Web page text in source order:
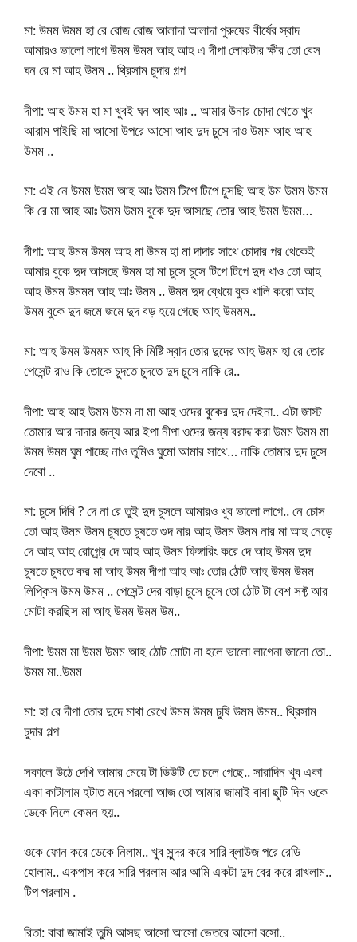
মা: উমম উমম হা রে রোজ রোজ আলাদা আলাদা পুরুষের বীর্যের স্বাদ
আমারও ভালো লাগে উমম উমম আহ আহ এ দীপা লোকটার ক্ষীর তো বেস
ঘন রে মা আহ উমম .. থ্রিসাম চুদার গল্প
দীপা: আহ উমম হা মা খুবই ঘন আহ আঃ .. আমার উনার চোদা খেতে খুব
আরাম পাইছি মা আসো উপরে আসো আহ দুদ চুসে দাও উমম আহ আহ
উমম ..
মা: এই নে উমম উমম আহ আঃ উমম টিপে টিপে চুসছি আহ উম উমম উমম
কি রে মা আহ আঃ উমম উমম বুকে দুদ আসছে তোর আহ উমম উমম…
দীপা: আহ উমম উমম আহ মা উমম হা মা দাদার সাথে চোদার পর থেকেই
আমার বুকে দুদ আসছে উমম হা মা চুসে চুসে টিপে টিপে দুদ খাও তো আহ
আহ উমম উমমম আহ আঃ উমম .. উমম দুদ ব্খেয়ে বুক খালি করো আহ
উমম বুকে দুদ জমে জমে দুদ বড় হয়ে গেছে আহ উমমম..
মা: আহ উমম উমমম আহ কি মিষ্টি স্বাদ তোর দুদের আহ উমম হা রে তোর
পেসেন্ট রাও কি তোকে চুদতে চুদতে দুদ চুসে নাকি রে..
দীপা: আহ আহ উমম উমম না মা আহ ওদের বুকের দুদ দেইনা.. এটা জাস্ট
তোমার আর দাদার জন্য আর ইপা নীপা ওদের জন্য বরাদ্দ করা উমম উমম মা
উমম উমম ঘুম পাচ্ছে নাও তুমিও ঘুমো আমার সাথে… নাকি তোমার দুদ চুসে
দেবো ..
মা: চুসে দিবি ? দে না রে তুই দুদ চুসলে আমারও খুব ভালো লাগে.. নে চোস
তো আহ উমম উমম চুষতে চুষতে গুদ নার আহ উমম উমম নার মা আহ নেড়ে
দে আহ আহ রোগ্র্রে দে আহ আহ উমম ফিঙ্গারিং করে দে আহ উমম দুদ
চুষতে চুষতে কর মা আহ উমম দীপা আহ আঃ তোর ঠোট আহ উমম উমম
লিপ্কিস উমম উমম .. পেসেন্ট দের বাড়া চুসে চুসে তো ঠোট টা বেশ সফ্ট আর
মোটা করছিস মা আহ উমম উমম উম..
দীপা: উমম মা উমম উমম আহ ঠোট মোটা না হলে ভালো লাগেনা জানো তো..
উমম মা..উমম
মা: হা রে দীপা তোর দুদে মাথা রেখে উমম উমম চুষি উমম উমম.. থ্রিসাম
চুদার গল্প
সকালে উঠে দেখি আমার মেয়ে টা ডিউটি তে চলে গেছে.. সারাদিন খুব একা
একা কাটালাম হটাত মনে পরলো আজ তো আমার জামাই বাবা ছুটি দিন ওকে
ডেকে নিলে কেমন হয়..
ওকে ফোন করে ডেকে নিলাম.. খুব সুন্দর করে সারি ব্লাউজ পরে রেডি
হোলাম.. একপাস করে সারি পরলাম আর আমি একটা দুদ বের করে রাখলাম..
টিপ পরলাম .
রিতা: বাবা জামাই তুমি আসছ আসো আসো ভেতরে আসো বসো..